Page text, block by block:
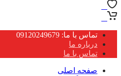
تماس با ما: 09120249679
درباره ما
تماس با ما
صفحه اصلی